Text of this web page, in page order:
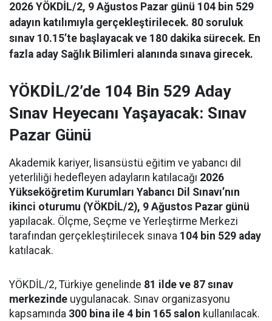
2026 YÖKDİL/2, 9 Ağustos Pazar günü 104 bin 529
adayın katılımıyla gerçekleştirilecek. 80 soruluk
sınav 10.15’te başlayacak ve 180 dakika sürecek. En
fazla aday Sağlık Bilimleri alanında sınava girecek.
YÖKDİL/2’de 104 Bin 529 Aday
Sınav Heyecanı Yaşayacak: Sınav
Pazar Günü
Akademik kariyer, lisansüstü eğitim ve yabancı dil
yeterliliği hedefleyen adayların katılacağı 2026
Yükseköğretim Kurumları Yabancı Dil Sınavı’nın
ikinci oturumu (YÖKDİL/2), 9 Ağustos Pazar günü
yapılacak. Ölçme, Seçme ve Yerleştirme Merkezi
tarafından gerçekleştirilecek sınava 104 bin 529 aday
katılacak.
YÖKDİL/2, Türkiye genelinde 81 ilde ve 87 sınav
merkezinde uygulanacak. Sınav organizasyonu
kapsamında 300 bina ile 4 bin 165 salon kullanılacak.